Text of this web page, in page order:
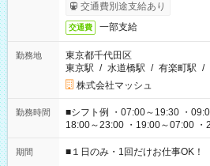
交通費別途支給あり
交通費 一部支給
勤務地
東京都千代田区
東京駅 / 水道橋駅 / 有楽町駅 /
株式会社マッシュ
勤務時間
■シフト例 ・07:00～19:30 ・
18:00～23:00 ・19:00～07:00
etc ★最短で3時間で5,120円のお仕事から 15時間で2万円近く稼
げるお仕事も！ ご希望のお時間に合わせてご紹介！ ※シフトは
期間 ■１日のみ・1回だけお仕事OK！